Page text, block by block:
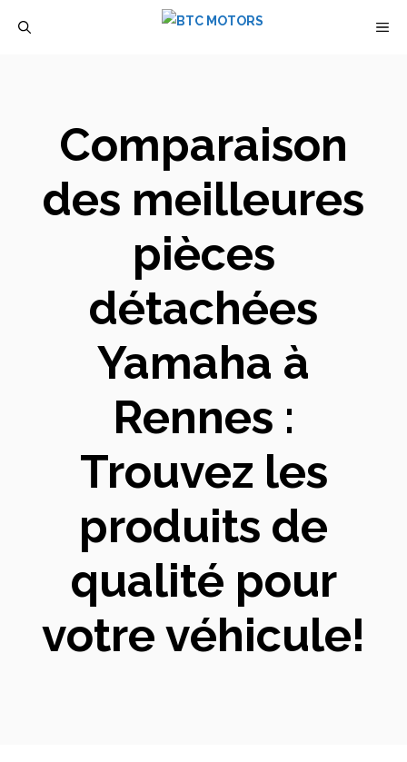
Comparaison
des meilleures
pièces
détachées
Yamaha à
Rennes :
Trouvez les
produits de
qualité pour
votre véhicule!